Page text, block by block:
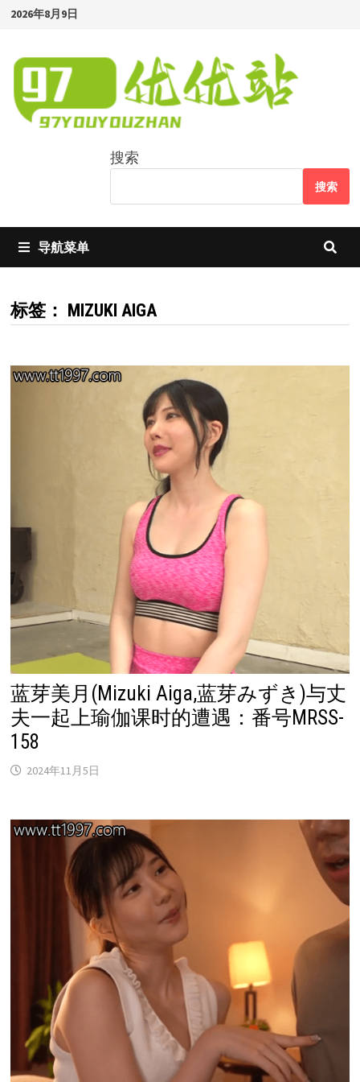
Skip
content
2026年8月9日
搜索
搜索
导航菜单
标签： MIZUKI AIGA
蓝芽美月(Mizuki Aiga,蓝芽みずき)与丈
夫一起上瑜伽课时的遭遇：番号MRSS-
158
2024年11月5日